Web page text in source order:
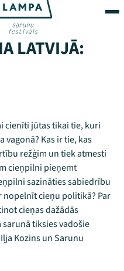
LATVIJĀ:
cienīti jūtas tikai tie, kuri
vagonā? Kas ir tie, kas
režģim un tiek atmesti
cieņpilni pieņemt
sazināties sabiedrību
nopelnīt cieņu politikā? Par
cieņas dažādās
tiksies vadošie
Kozins un Sarunu